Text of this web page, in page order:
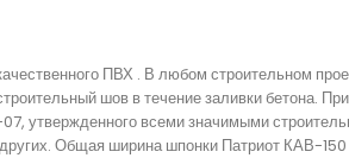
ПВХ . В любом строительном
шов в течение заливки бетона.
утвержденного всеми значимыми
Общая ширина шпонки Патриот КАВ-